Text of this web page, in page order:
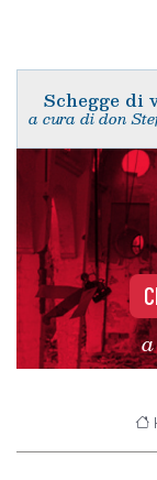
Schegge di
a cura di don